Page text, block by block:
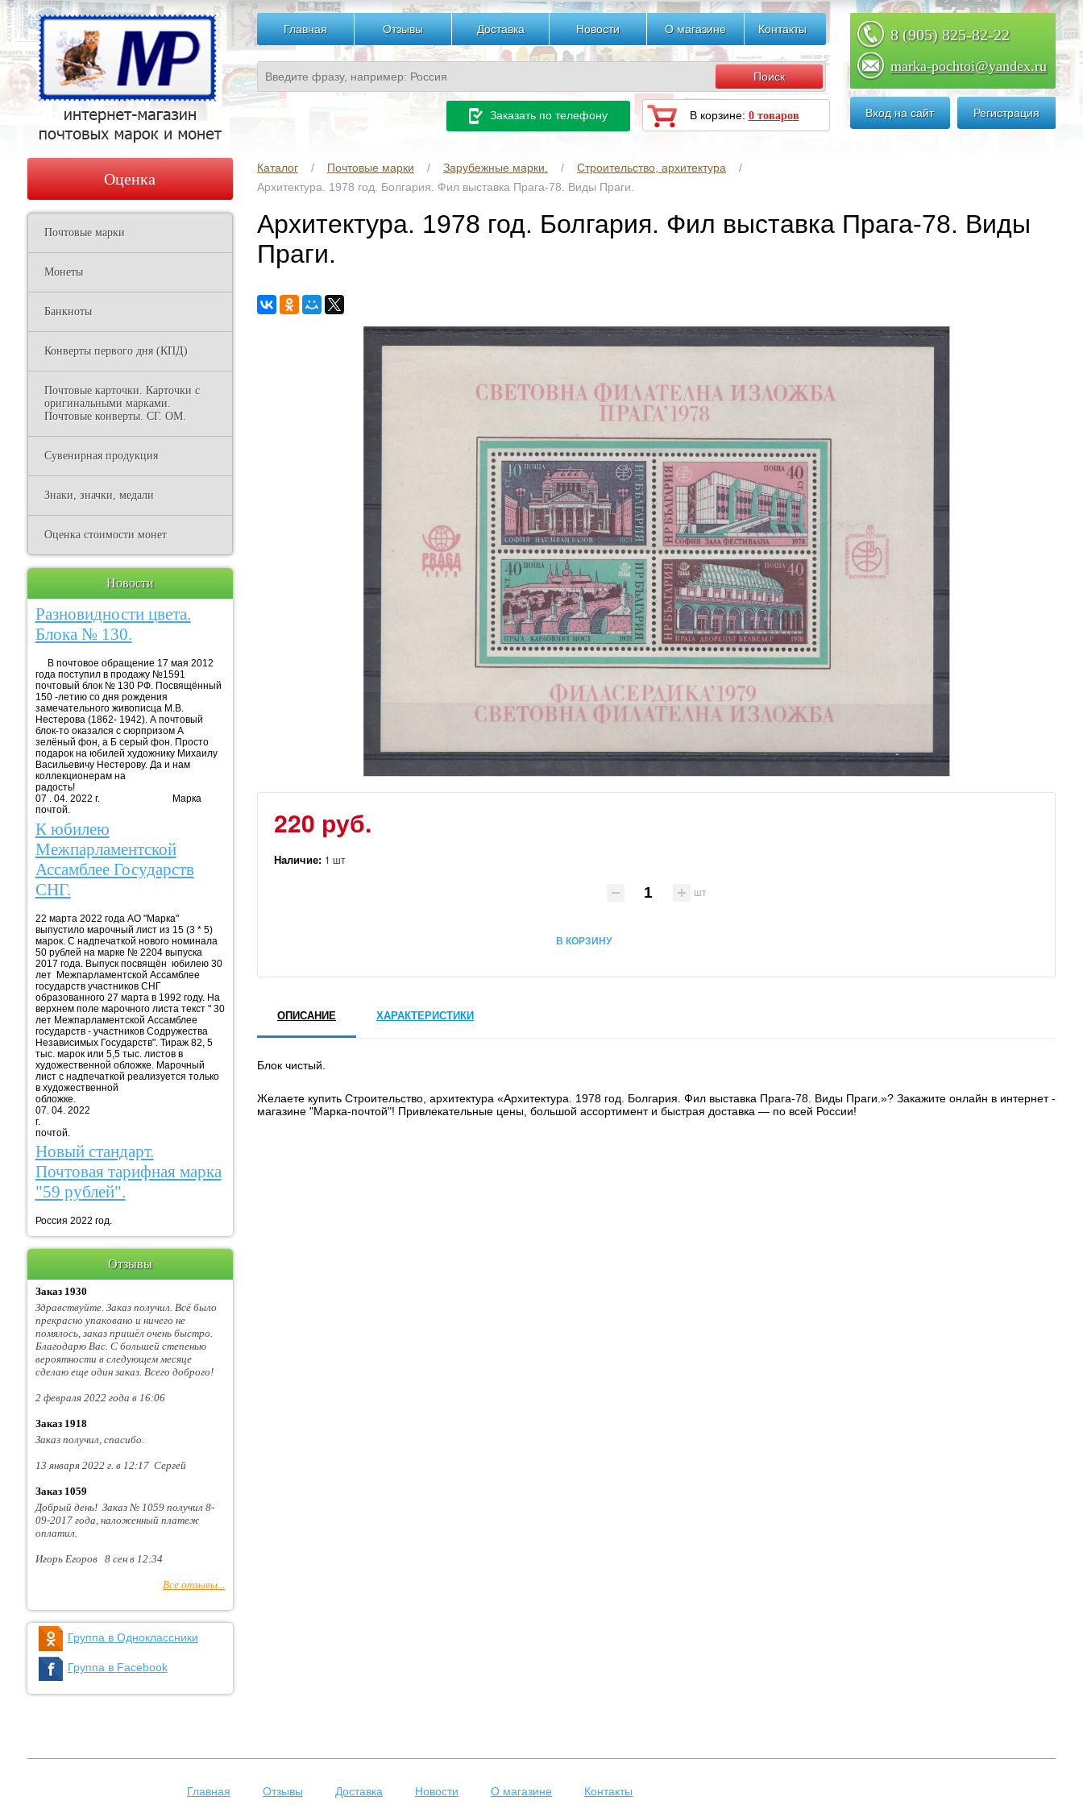
Главная Отзывы Доставка Новости О магазине Контакты 8 (905) 825-82-22
marka-pochtoi@yandex.ru
Вход на сайт Регистрация
Заказать по телефону В корзине: 0 товаров
Каталог Почтовые марки Зарубежные марки.
Строительство, архитектура
Архитектура. 1978 год. Болгария. Фил выставка Прага-78. Виды Праги.
Архитектура. 1978 год. Болгария. Фил выставка Прага-78. Виды
Праги.
220 руб.
Наличие: 1 шт
шт
В КОРЗИНУ
ОПИСАНИЕ ХАРАКТЕРИСТИКИ
Блок чистый.
Желаете купить Строительство, архитектура «Архитектура. 1978 год. Болгария. Фил выставка Прага-78. Виды Праги.»? Закажите онлайн в интернет -
магазине "Марка-почтой"! Привлекательные цены, большой ассортимент и быстрая доставка — по всей России!
Оценка
Почтовые марки
Монеты
Банкноты
Конверты первого дня (КПД)
Почтовые карточки. Карточки с
оригинальными марками.
Почтовые конверты. СГ. ОМ.
Сувенирная продукция
Знаки, значки, медали
Оценка стоимости монет
Новости
Разновидности цвета.
Блока № 130.
В почтовое обращение 17 мая 2012
года поступил в продажу №1591
почтовый блок № 130 РФ. Посвящённый
150 -летию со дня рождения
замечательного живописца М.В.
Нестерова (1862- 1942). А почтовый
блок-то оказался с сюрпризом А
зелёный фон, а Б серый фон. Просто
подарок на юбилей художнику Михаилу
Васильевичу Нестерову. Да и нам
коллекционерам на
радость!
07 . 04. 2022 г. Марка
почтой.
К юбилею
Межпарламентской
Ассамблее Государств
СНГ.
22 марта 2022 года АО "Марка"
выпустило марочный лист из 15 (3 * 5)
марок. С надпечаткой нового номинала
50 рублей на марке № 2204 выпуска
2017 года. Выпуск посвящён юбилею 30
лет Межпарламентской Ассамблее
государств участников СНГ
образованного 27 марта в 1992 году. На
верхнем поле марочного листа текст " 30
лет Межпарламентской Ассамблее
государств - участников Содружества
Независимых Государств". Тираж 82, 5
тыс. марок или 5,5 тыс. листов в
художественной обложке. Марочный
лист с надпечаткой реализуется только
в художественной
обложке.
07. 04. 2022
г. Марка
почтой.
Новый стандарт.
Почтовая тарифная марка
"59 рублей".
Россия 2022 год.
Отзывы
Заказ 1930
Здравствуйте. Заказ получил. Всё было
прекрасно упаковано и ничего не
помялось, заказ пришёл очень быстро.
Благодарю Вас. С большей степенью
вероятности в следующем месяце
сделаю еще один заказ. Всего доброго!
2 февраля 2022 года в 16:06
Заказ 1918
Заказ получил, спасибо.
13 января 2022 г. в 12:17 Сергей
Заказ 1059
Добрый день! Заказ № 1059 получил 8-
09-2017 года, наложенный платеж
оплатил.
Игорь Егоров 8 сен в 12:34
Все отзывы...
Группа в Одноклассники
Группа в Facebook
Главная Отзывы Доставка Новости О магазине Контакты